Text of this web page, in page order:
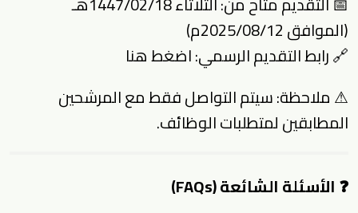
(الموافق 2025/08/12م)
🔗 رابط التقديم الرسمي:اضغط هنا
⚠ ملاحظة: سيتم التواصل فقط مع المرشحين
المطابقين لمتطلبات الوظائف.
❓ الأسئلة الشائعة (FAQs)